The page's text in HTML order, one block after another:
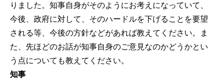
りました。知事自身がそのようにお考えになっていて、
今後、政府に対して、そのハードルを下げることを要望
される等、今後の方針などがあれば教えてください。ま
た、先ほどのお話が知事自身のご意見なのかどうかとい
う点についても教えてください。
知事